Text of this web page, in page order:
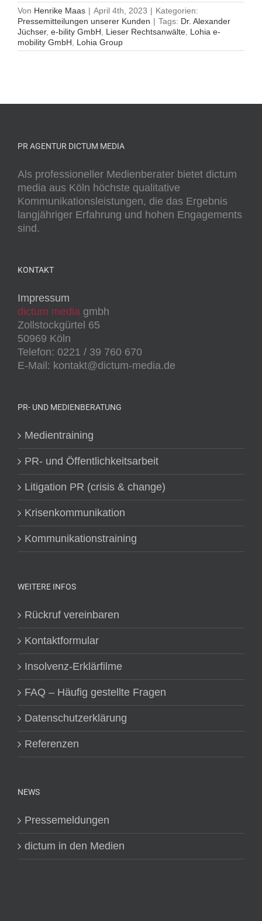
Von Henrike Maas | April 4th, 2023 | Kategorien:
Pressemitteilungen unserer Kunden | Tags: Dr. Alexander
Jüchser, e-bility GmbH Lieser Rechtsanwälte Lohia e-
mobility GmbH
Lohia Group
PR AGENTUR DICTUM MEDIA
Als professioneller Medienberater bietet dictum
media aus Köln höchste qualitative
Kommunikationsleistungen, die das Ergebnis
langjähriger Erfahrung und hohen Engagements
sind.
KONTAKT
Impressum
dictum media gmbh
Zollstockgürtel 65
50969 Köln
Telefon: 0221 / 39 760 670
E-Mail: kontakt@dictum-media.de
PR- UND MEDIENBERATUNG
Medientraining
PR- und Öffentlichkeitsarbeit
Litigation PR (crisis & change)
Krisenkommunikation
Kommunikationstraining
WEITERE INFOS
Rückruf vereinbaren
Kontaktformular
Insolvenz-Erklärfilme
FAQ – Häufig gestellte Fragen
Datenschutzerklärung
Referenzen
NEWS
Pressemeldungen
dictum in den Medien